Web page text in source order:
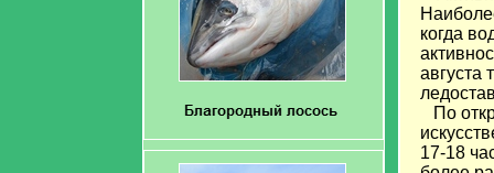
когда
августа
По
17-18